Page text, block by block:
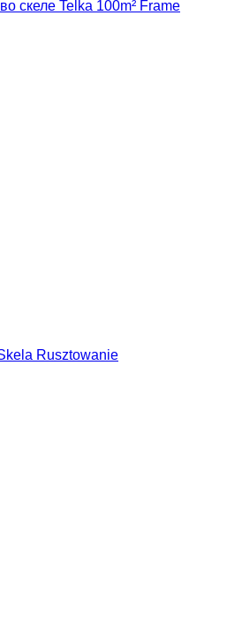
скеле Telka 100m² Frame
Rusztowanie